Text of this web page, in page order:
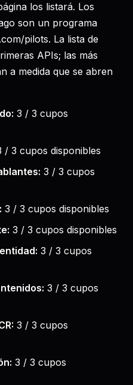
los listará. Los
son un programa
pilots. La lista de
APIs; las más
a medida que se abren
3 / 3 cupos
/ 3 cupos disponibles
3 / 3 cupos
3 / 3 cupos disponibles
3 / 3 cupos disponibles
3 / 3 cupos
3 / 3 cupos
3 / 3 cupos
3 / 3 cupos